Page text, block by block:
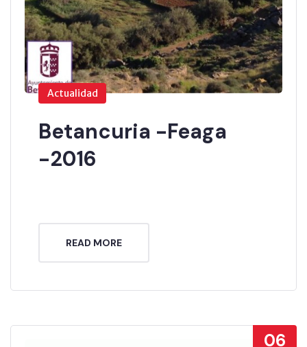
Actualidad
Betancuria -Feaga
-2016
READ MORE
06